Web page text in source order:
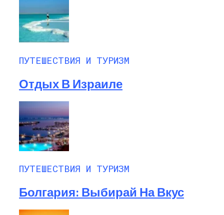
ПУТЕШЕСТВИЯ И ТУРИЗМ
Отдых В Израиле
ПУТЕШЕСТВИЯ И ТУРИЗМ
Болгария: Выбирай На Вкус